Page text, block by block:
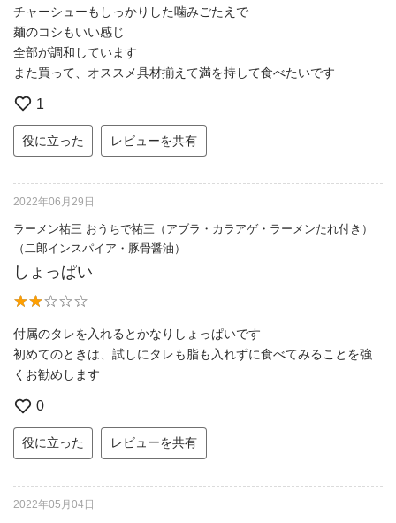
チャーシューもしっかりした噛みごたえで
麺のコシもいい感じ
全部が調和しています
また買って、オススメ具材揃えて満を持して食べたいです
1
役に立った レビューを共有
2022年06月29日
ラーメン祐三 おうちで祐三（アブラ・カラアゲ・ラーメンたれ付き）
（二郎インスパイア・豚骨醤油）
しょっぱい
付属のタレを入れるとかなりしょっぱいです
初めてのときは、試しにタレも脂も入れずに食べてみることを強
くお勧めします
0
役に立った レビューを共有
2022年05月04日